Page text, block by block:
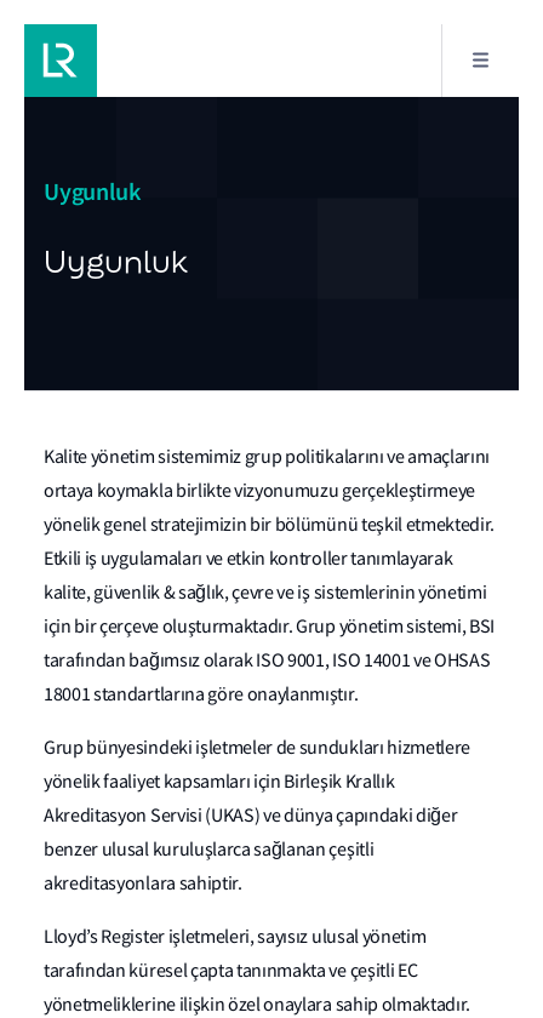
Uygunluk
Uygunluk
Kalite yönetim sistemimiz grup politikalarını ve amaçlarını
ortaya koymakla birlikte vizyonumuzu gerçekleştirmeye
yönelik genel stratejimizin bir bölümünü teşkil etmektedir.
Etkili iş uygulamaları ve etkin kontroller tanımlayarak
kalite, güvenlik & sağlık, çevre ve iş sistemlerinin yönetimi
için bir çerçeve oluşturmaktadır. Grup yönetim sistemi, BSI
tarafından bağımsız olarak ISO 9001, ISO 14001 ve OHSAS
18001 standartlarına göre onaylanmıştır.
Grup bünyesindeki işletmeler de sundukları hizmetlere
yönelik faaliyet kapsamları için Birleşik Krallık
Akreditasyon Servisi (UKAS) ve dünya çapındaki diğer
benzer ulusal kuruluşlarca sağlanan çeşitli
akreditasyonlara sahiptir.
Lloyd’s Register işletmeleri, sayısız ulusal yönetim
tarafından küresel çapta tanınmakta ve çeşitli EC
yönetmeliklerine ilişkin özel onaylara sahip olmaktadır.